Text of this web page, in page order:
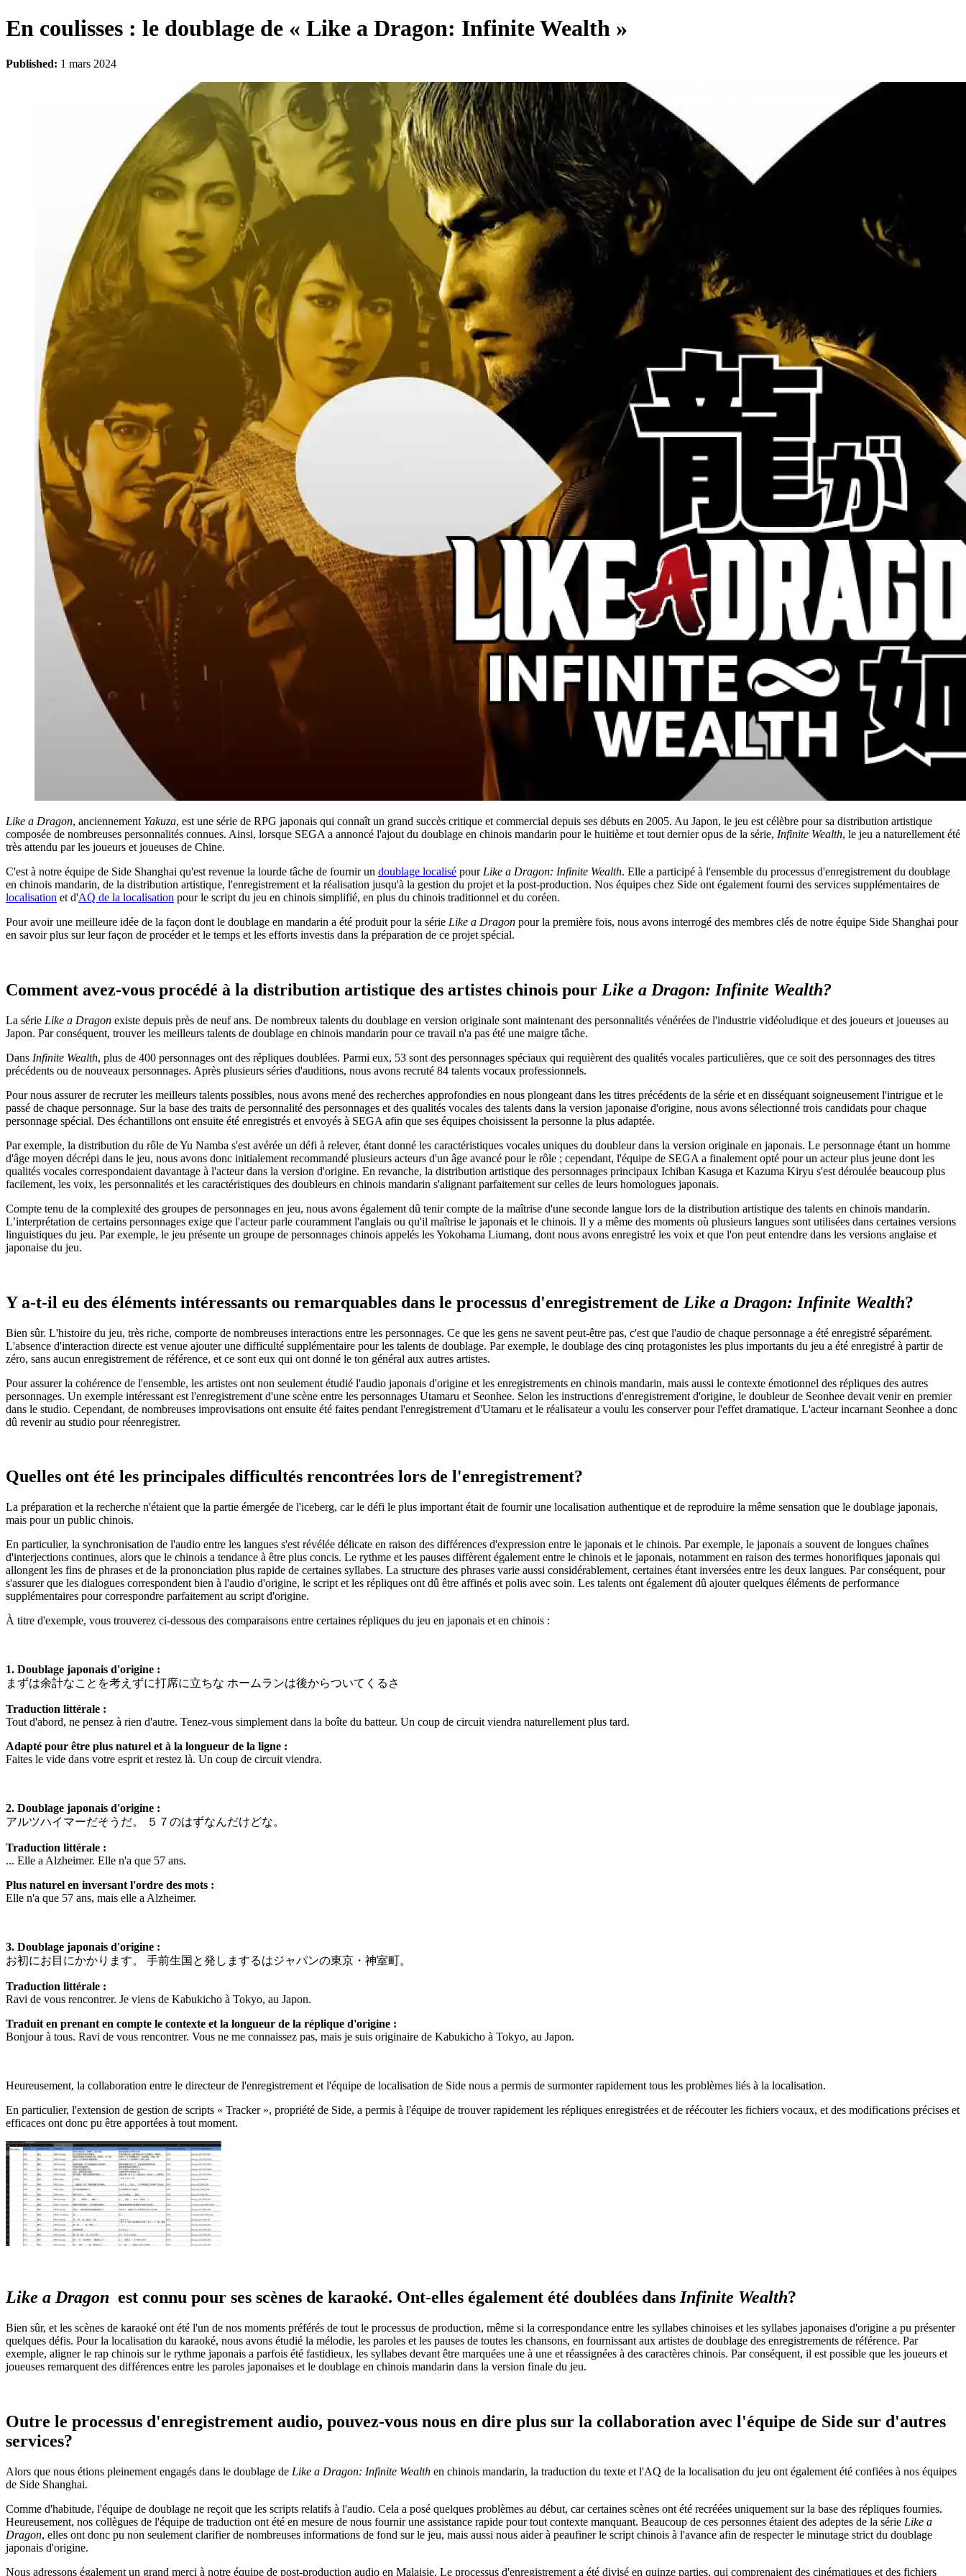
En coulisses : le doublage de « Like a Dragon: Infinite Wealth »
Published: 1 mars 2024
Like a Dragon, anciennement Yakuza, est une série de RPG japonais qui connaît un grand succès critique et commercial depuis ses débuts en 2005. Au Japon, le jeu est célèbre pour sa distribution artistique
composée de nombreuses personnalités connues. Ainsi, lorsque SEGA a annoncé l'ajout du doublage en chinois mandarin pour le huitième et tout dernier opus de la série, Infinite Wealth, le jeu a naturellement été
très attendu par les joueurs et joueuses de Chine.
C'est à notre équipe de Side Shanghai qu'est revenue la lourde tâche de fournir un doublage localisé pour Like a Dragon: Infinite Wealth. Elle a participé à l'ensemble du processus d'enregistrement du doublage
en chinois mandarin, de la distribution artistique, l'enregistrement et la réalisation jusqu'à la gestion du projet et la post-production. Nos équipes chez Side ont également fourni des services supplémentaires de
localisation et d'AQ de la localisation pour le script du jeu en chinois simplifié, en plus du chinois traditionnel et du coréen.
Pour avoir une meilleure idée de la façon dont le doublage en mandarin a été produit pour la série Like a Dragon pour la première fois, nous avons interrogé des membres clés de notre équipe Side Shanghai pour
en savoir plus sur leur façon de procéder et le temps et les efforts investis dans la préparation de ce projet spécial.
Comment avez-vous procédé à la distribution artistique des artistes chinois pour Like a Dragon: Infinite Wealth?
La série Like a Dragon existe depuis près de neuf ans. De nombreux talents du doublage en version originale sont maintenant des personnalités vénérées de l'industrie vidéoludique et des joueurs et joueuses au
Japon. Par conséquent, trouver les meilleurs talents de doublage en chinois mandarin pour ce travail n'a pas été une maigre tâche.
Dans Infinite Wealth, plus de 400 personnages ont des répliques doublées. Parmi eux, 53 sont des personnages spéciaux qui requièrent des qualités vocales particulières, que ce soit des personnages des titres
précédents ou de nouveaux personnages. Après plusieurs séries d'auditions, nous avons recruté 84 talents vocaux professionnels.
Pour nous assurer de recruter les meilleurs talents possibles, nous avons mené des recherches approfondies en nous plongeant dans les titres précédents de la série et en disséquant soigneusement l'intrigue et le
passé de chaque personnage. Sur la base des traits de personnalité des personnages et des qualités vocales des talents dans la version japonaise d'origine, nous avons sélectionné trois candidats pour chaque
personnage spécial. Des échantillons ont ensuite été enregistrés et envoyés à SEGA afin que ses équipes choisissent la personne la plus adaptée.
Par exemple, la distribution du rôle de Yu Namba s'est avérée un défi à relever, étant donné les caractéristiques vocales uniques du doubleur dans la version originale en japonais. Le personnage étant un homme
d'âge moyen décrépi dans le jeu, nous avons donc initialement recommandé plusieurs acteurs d'un âge avancé pour le rôle ; cependant, l'équipe de SEGA a finalement opté pour un acteur plus jeune dont les
qualités vocales correspondaient davantage à l'acteur dans la version d'origine. En revanche, la distribution artistique des personnages principaux Ichiban Kasuga et Kazuma Kiryu s'est déroulée beaucoup plus
facilement, les voix, les personnalités et les caractéristiques des doubleurs en chinois mandarin s'alignant parfaitement sur celles de leurs homologues japonais.
Compte tenu de la complexité des groupes de personnages en jeu, nous avons également dû tenir compte de la maîtrise d'une seconde langue lors de la distribution artistique des talents en chinois mandarin.
L’interprétation de certains personnages exige que l'acteur parle couramment l'anglais ou qu'il maîtrise le japonais et le chinois. Il y a même des moments où plusieurs langues sont utilisées dans certaines versions
linguistiques du jeu. Par exemple, le jeu présente un groupe de personnages chinois appelés les Yokohama Liumang, dont nous avons enregistré les voix et que l'on peut entendre dans les versions anglaise et
japonaise du jeu.
Y a-t-il eu des éléments intéressants ou remarquables dans le processus d'enregistrement de Like a Dragon: Infinite Wealth?
Bien sûr. L'histoire du jeu, très riche, comporte de nombreuses interactions entre les personnages. Ce que les gens ne savent peut-être pas, c'est que l'audio de chaque personnage a été enregistré séparément.
L'absence d'interaction directe est venue ajouter une difficulté supplémentaire pour les talents de doublage. Par exemple, le doublage des cinq protagonistes les plus importants du jeu a été enregistré à partir de
zéro, sans aucun enregistrement de référence, et ce sont eux qui ont donné le ton général aux autres artistes.
Pour assurer la cohérence de l'ensemble, les artistes ont non seulement étudié l'audio japonais d'origine et les enregistrements en chinois mandarin, mais aussi le contexte émotionnel des répliques des autres
personnages. Un exemple intéressant est l'enregistrement d'une scène entre les personnages Utamaru et Seonhee. Selon les instructions d'enregistrement d'origine, le doubleur de Seonhee devait venir en premier
dans le studio. Cependant, de nombreuses improvisations ont ensuite été faites pendant l'enregistrement d'Utamaru et le réalisateur a voulu les conserver pour l'effet dramatique. L'acteur incarnant Seonhee a donc
dû revenir au studio pour réenregistrer.
Quelles ont été les principales difficultés rencontrées lors de l'enregistrement?
La préparation et la recherche n'étaient que la partie émergée de l'iceberg, car le défi le plus important était de fournir une localisation authentique et de reproduire la même sensation que le doublage japonais,
mais pour un public chinois.
En particulier, la synchronisation de l'audio entre les langues s'est révélée délicate en raison des différences d'expression entre le japonais et le chinois. Par exemple, le japonais a souvent de longues chaînes
d'interjections continues, alors que le chinois a tendance à être plus concis. Le rythme et les pauses diffèrent également entre le chinois et le japonais, notamment en raison des termes honorifiques japonais qui
allongent les fins de phrases et de la prononciation plus rapide de certaines syllabes. La structure des phrases varie aussi considérablement, certaines étant inversées entre les deux langues. Par conséquent, pour
s'assurer que les dialogues correspondent bien à l'audio d'origine, le script et les répliques ont dû être affinés et polis avec soin. Les talents ont également dû ajouter quelques éléments de performance
supplémentaires pour correspondre parfaitement au script d'origine.
À titre d'exemple, vous trouverez ci-dessous des comparaisons entre certaines répliques du jeu en japonais et en chinois :
1. Doublage japonais d'origine :
まずは余計なことを考えずに打席に立ちな ホームランは後からついてくるさ
Traduction littérale :
Tout d'abord, ne pensez à rien d'autre. Tenez-vous simplement dans la boîte du batteur. Un coup de circuit viendra naturellement plus tard.
Adapté pour être plus naturel et à la longueur de la ligne :
Faites le vide dans votre esprit et restez là. Un coup de circuit viendra.
2. Doublage japonais d'origine :
アルツハイマーだそうだ。 ５７のはずなんだけどな。
Traduction littérale :
... Elle a Alzheimer. Elle n'a que 57 ans.
Plus naturel en inversant l'ordre des mots :
Elle n'a que 57 ans, mais elle a Alzheimer.
3. Doublage japonais d'origine :
お初にお目にかかります。 手前生国と発しまするはジャパンの東京・神室町。
Traduction littérale :
Ravi de vous rencontrer. Je viens de Kabukicho à Tokyo, au Japon.
Traduit en prenant en compte le contexte et la longueur de la réplique d'origine :
Bonjour à tous. Ravi de vous rencontrer. Vous ne me connaissez pas, mais je suis originaire de Kabukicho à Tokyo, au Japon.
Heureusement, la collaboration entre le directeur de l'enregistrement et l'équipe de localisation de Side nous a permis de surmonter rapidement tous les problèmes liés à la localisation.
En particulier, l'extension de gestion de scripts « Tracker », propriété de Side, a permis à l'équipe de trouver rapidement les répliques enregistrées et de réécouter les fichiers vocaux, et des modifications précises et
efficaces ont donc pu être apportées à tout moment.
Like a Dragon est connu pour ses scènes de karaoké. Ont-elles également été doublées dansInfinite Wealth?
Bien sûr, et les scènes de karaoké ont été l'un de nos moments préférés de tout le processus de production, même si la correspondance entre les syllabes chinoises et les syllabes japonaises d'origine a pu présenter
quelques défis. Pour la localisation du karaoké, nous avons étudié la mélodie, les paroles et les pauses de toutes les chansons, en fournissant aux artistes de doublage des enregistrements de référence. Par
exemple, aligner le rap chinois sur le rythme japonais a parfois été fastidieux, les syllabes devant être marquées une à une et réassignées à des caractères chinois. Par conséquent, il est possible que les joueurs et
joueuses remarquent des différences entre les paroles japonaises et le doublage en chinois mandarin dans la version finale du jeu.
Outre le processus d'enregistrement audio, pouvez-vous nous en dire plus sur la collaboration avec l'équipe de Side sur d'autres
services?
Alors que nous étions pleinement engagés dans le doublage de Like a Dragon: Infinite Wealth en chinois mandarin, la traduction du texte et l'AQ de la localisation du jeu ont également été confiées à nos équipes
de Side Shanghai.
Comme d'habitude, l'équipe de doublage ne reçoit que les scripts relatifs à l'audio. Cela a posé quelques problèmes au début, car certaines scènes ont été recréées uniquement sur la base des répliques fournies.
Heureusement, nos collègues de l'équipe de traduction ont été en mesure de nous fournir une assistance rapide pour tout contexte manquant. Beaucoup de ces personnes étaient des adeptes de la série Like a
Dragon, elles ont donc pu non seulement clarifier de nombreuses informations de fond sur le jeu, mais aussi nous aider à peaufiner le script chinois à l'avance afin de respecter le minutage strict du doublage
japonais d'origine.
Nous adressons également un grand merci à notre équipe de post-production audio en Malaisie. Le processus d'enregistrement a été divisé en quinze parties, qui comprenaient des cinématiques et des fichiers